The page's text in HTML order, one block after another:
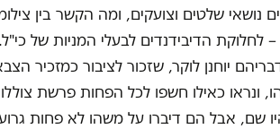
נושאי שלטים וצועקים, ומה הקשר בין
לחלוקת הדיבידנדים לבעלי המניות של
יוחנן לוקר, שזכור לציבור כמזכיר
ונראו כאילו חשפו לכל הפחות פרשת
שם, אבל הם דיברו על משהו לא פחות